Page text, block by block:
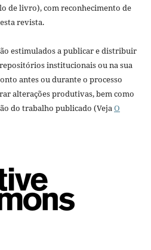
de livro), com reconhecimento de
revista.
estimulados a publicar e distribuir
institucionais ou na sua
antes ou durante o processo
alterações produtivas, bem como
do trabalho publicado (VejaO